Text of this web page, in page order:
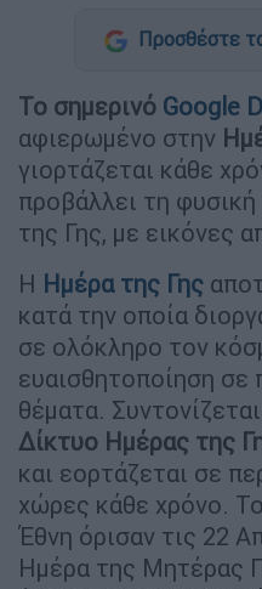
Προσθέστε
Το σημερινό Google
αφιερωμένο στην
γιορτάζεται κάθε
προβάλλει τη
της Γης, με εικόνες
Η Ημέρα της Γης
κατά την οποία
σε ολόκληρο τον
ευαισθητοποίηση σε
θέματα.
Δίκτυο Ημέρας της
και εορτάζεται σε
χώρες κάθε χρόνο.
Έθνη όρισαν τις 22
Ημέρα της Μητέρας